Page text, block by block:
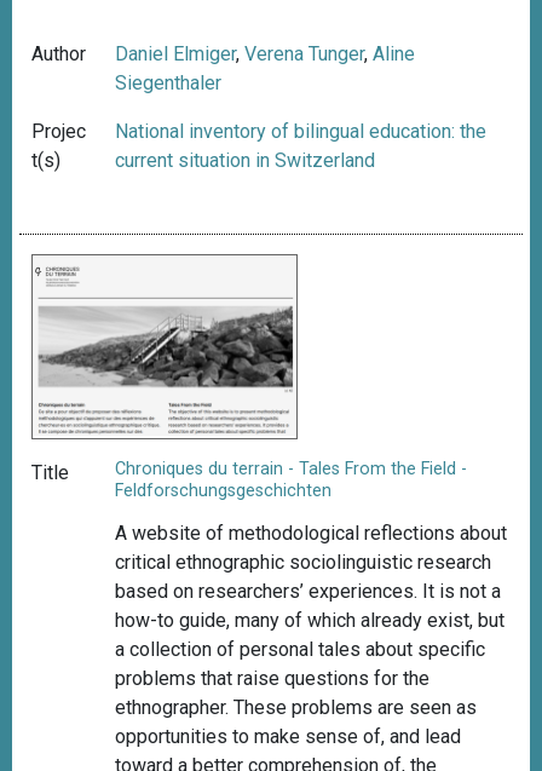
Author Daniel Elmiger,Verena Tunger,Aline
Siegenthaler
Projec
t(s)
National inventory of bilingual education: the
current situation in Switzerland
Title
Chroniques du terrain - Tales From the Field -
Feldforschungsgeschichten
A website of methodological reflections about
critical ethnographic sociolinguistic research
based on researchers’ experiences. It is not a
how-to guide, many of which already exist, but
a collection of personal tales about specific
problems that raise questions for the
ethnographer. These problems are seen as
opportunities to make sense of, and lead
toward a better comprehension of, the